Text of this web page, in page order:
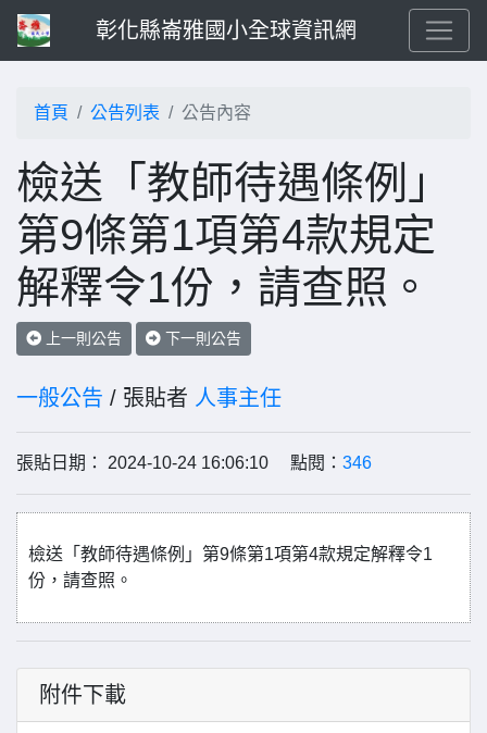
彰化縣崙雅國小全球資訊網
首頁 公告列表 公告內容
檢送「教師待遇條例」
第9條第1項第4款規定
解釋令1份，請查照。
上一則公告 下一則公告
一般公告 / 張貼者 人事主任
張貼日期： 2024-10-24 16:06:10 點閱： 346
檢送「教師待遇條例」第9條第1項第4款規定解釋令1
份，請查照。
附件下載